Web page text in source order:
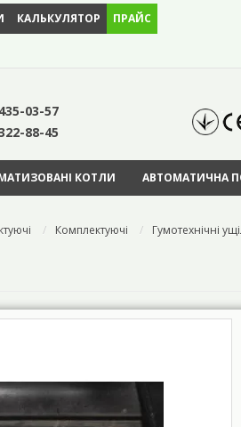
КАЛЬКУЛЯТОР ПРАЙС
03-57
88-45
КОТЛИ АВТОМАТИЧНА
Комплектуючі Гумотехнічні